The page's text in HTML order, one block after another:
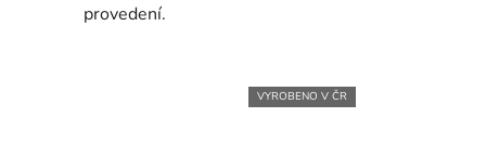
provedení.
VYROBENO V ČR